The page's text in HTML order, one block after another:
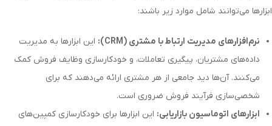
ابزارها می‌توانند شامل موارد زیر باشند:
نرم‌افزارهای مدیریت ارتباط با مشتری (CRM):
این ابزارها به مدیریت
داده‌های مشتریان، پیگیری تعاملات، و خودکارسازی وظایف فروش کمک
می‌کنند. آن‌ها دید جامعی از هر مشتری ارائه می‌دهند که برای
شخصی‌سازی فرآیند فروش ضروری است.
ابزارهای اتوماسیون بازاریابی: این ابزارها برای خودکارسازی کمپین‌های